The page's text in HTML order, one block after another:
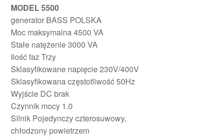
MODEL 5500
generator BASS POLSKA
Moc maksymalna 4500 VA
Stałe natężenie 3000 VA
Ilość faz Trzy
Sklasyfikowane napięcie 230V/400V
Sklasyfikowana częstotliwość 50Hz
Wyjście DC brak
Czynnik mocy 1.0
Silnik Pojedynczy czterosuwowy,
chłodzony powietrzem